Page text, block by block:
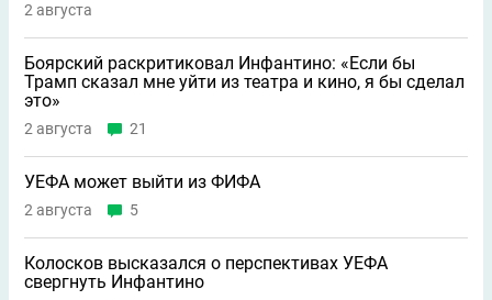
2 августа
Боярский раскритиковал Инфантино: «Если бы
Трамп сказал мне уйти из театра и кино, я бы сделал
это»
2 августа 21
УЕФА может выйти из ФИФА
2 августа 5
Колосков высказался о перспективах УЕФА
свергнуть Инфантино